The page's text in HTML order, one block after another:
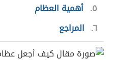
٥ أهمية العظام
٦ المراجع